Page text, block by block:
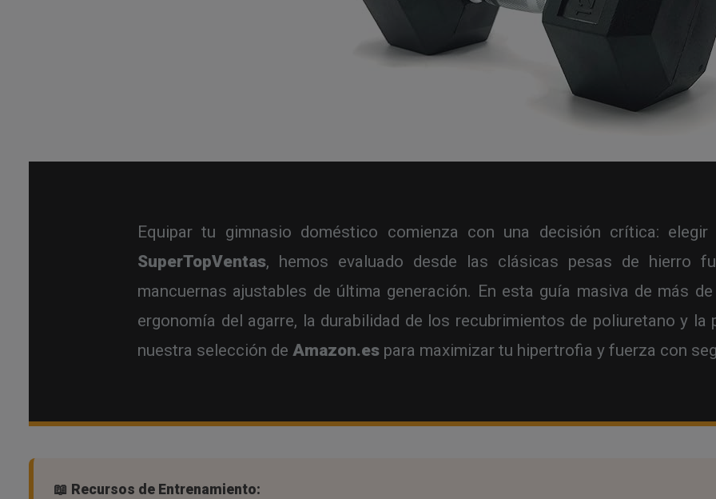
Equipar tu gimnasio doméstico comienza con una decisión crítica: elegir
SuperTopVentas, hemos evaluado desde las clásicas pesas de hierro
mancuernas ajustables de última generación. En esta guía masiva de más
ergonomía del agarre, la durabilidad de los recubrimientos de poliuretano y la
nuestra selección de Amazon.es para maximizar tu hipertrofia y fuerza con
📖 Recursos de Entrenamiento: